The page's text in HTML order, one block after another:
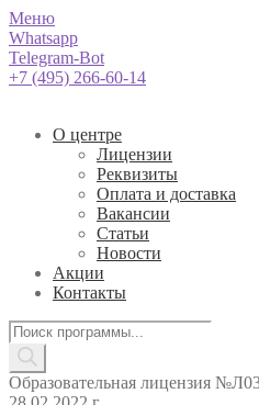
Меню
Whatsapp
Telegram-Bot
+7 (495) 266-60-14
О центре
Лицензии
Реквизиты
Оплата и доставка
Вакансии
Статьи
Новости
Акции
Контакты
Поиск
товаров
Образовательная лицензия